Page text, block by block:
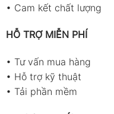
• Cam kết chất lượng
HỖ TRỢ MIỄN PHÍ
• Tư vấn mua hàng
• Hỗ trợ kỹ thuật
• Tải phần mềm